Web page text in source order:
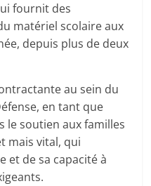
fournit des
matériel scolaire aux
depuis plus de deux
au sein du
en tant que
le soutien aux familles
mais vital, qui
et de sa capacité à